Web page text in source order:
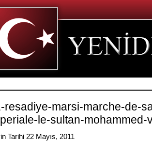
resadiye-marsi-marche-de-
le-sultan-mohammed-
Tarihi 22 Mayıs, 2011